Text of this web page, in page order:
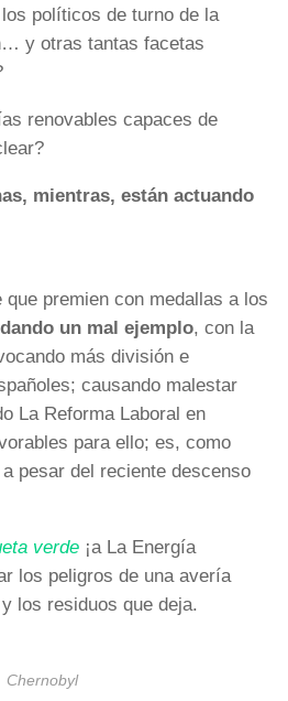
políticos de turno de la
y otras tantas facetas
renovables capaces de
mientras, están actuando
que premien con medallas a los
dando un mal ejemplo, con la
más división e
causando malestar
La Reforma Laboral en
para ello; es, como
pesar del reciente descenso
verde ¡a La Energía
los peligros de una avería
los residuos que deja.
Chernobyl